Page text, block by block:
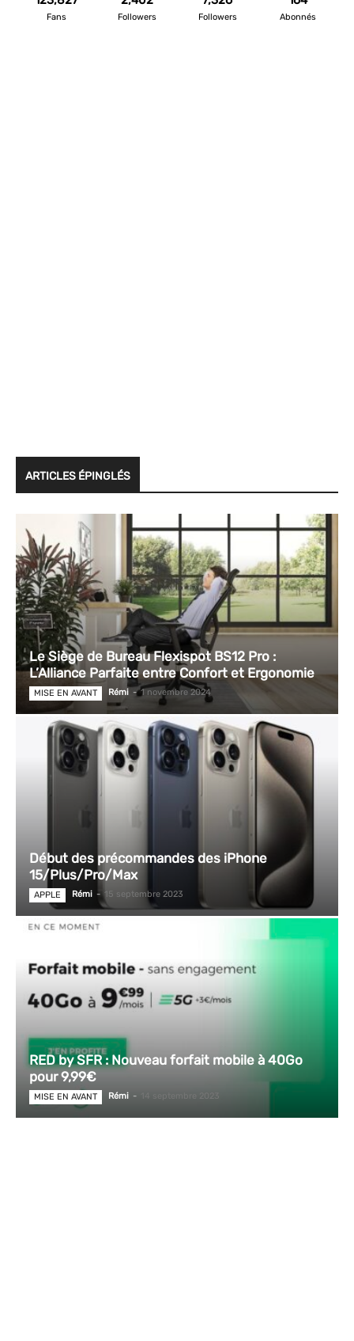
Fans Followers Followers Abonnés
ARTICLES ÉPINGLÉS
Le Siège de Bureau Flexispot BS12 Pro :
L’Alliance Parfaite entre Confort et Ergonomie
MISE EN AVANT Rémi - 1 novembre 2024
Début des précommandes des iPhone
15/Plus/Pro/Max
APPLE Rémi - 15 septembre 2023
RED by SFR : Nouveau forfait mobile à 40Go
pour 9,99€
MISE EN AVANT Rémi - 14 septembre 2023